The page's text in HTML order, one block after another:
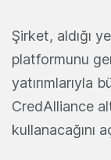
Şirket, aldığı
platformunu
yatırımlarıyla
CredAlliance
kullanacağını